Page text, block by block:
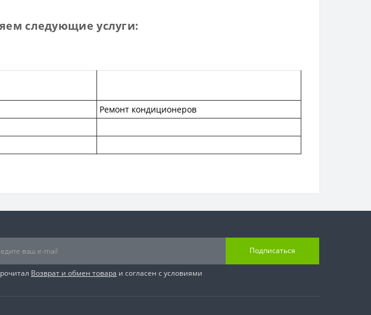
следующие услуги:
Ремонт кондиционеров
Подписаться
Возврат и обмен товара и согласен с условиями